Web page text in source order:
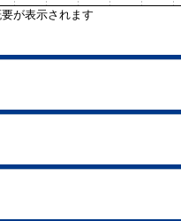
が表示されます